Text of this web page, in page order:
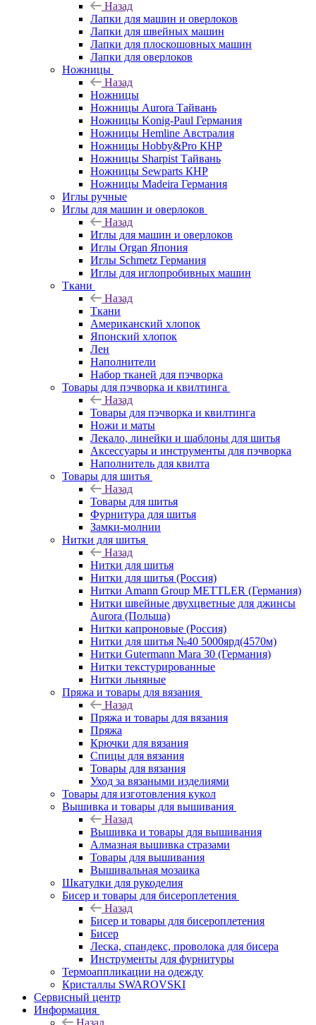
Назад
Лапки для машин и оверлоков
Лапки для швейных машин
Лапки для плоскошовных машин
Лапки для оверлоков
Ножницы
Назад
Ножницы
Ножницы Aurora Тайвань
Ножницы Konig-Paul Германия
Ножницы Hemline Австралия
Ножницы Hobby&Pro КНР
Ножницы Sharpist Тайвань
Ножницы Sewparts КНР
Ножницы Madeira Германия
Иглы ручные
Иглы для машин и оверлоков
Назад
Иглы для машин и оверлоков
Иглы Organ Япония
Иглы Schmetz Германия
Иглы для иглопробивных машин
Ткани
Назад
Ткани
Американский хлопок
Японский хлопок
Лен
Наполнители
Набор тканей для пэчворка
Товары для пэчворка и квилтинга
Назад
Товары для пэчворка и квилтинга
Ножи и маты
Лекало, линейки и шаблоны для шитья
Аксессуары и инструменты для пэчворка
Наполнитель для квилта
Товары для шитья
Назад
Товары для шитья
Фурнитура для шитья
Замки-молнии
Нитки для шитья
Назад
Нитки для шитья
Нитки для шитья (Россия)
Нитки Amann Group METTLER (Германия)
Нитки швейные двухцветные для джинсы
Aurora (Польша)
Нитки капроновые (Россия)
Нитки для шитья №40 5000ярд(4570м)
Нитки Gutermann Mara 30 (Германия)
Нитки текстурированные
Нитки льняные
Пряжа и товары для вязания
Назад
Пряжа и товары для вязания
Пряжа
Крючки для вязания
Спицы для вязания
Товары для вязания
Уход за вязаными изделиями
Товары для изготовления кукол
Вышивка и товары для вышивания
Назад
Вышивка и товары для вышивания
Алмазная вышивка стразами
Товары для вышивания
Вышивальная мозаика
Шкатулки для рукоделия
Бисер и товары для бисероплетения
Назад
Бисер и товары для бисероплетения
Бисер
Леска, спандекс, проволока для бисера
Инструменты для фурнитуры
Термоаппликации на одежду
Кристаллы SWAROVSKI
Сервисный центр
Информация
Назад